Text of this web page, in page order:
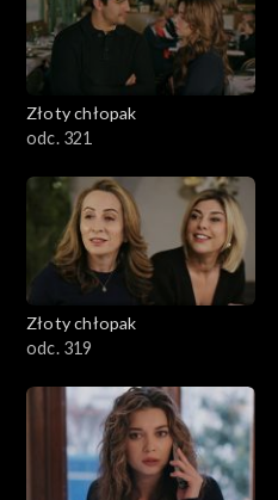
Złoty chłopak
odc. 321
Złoty chłopak
odc. 319